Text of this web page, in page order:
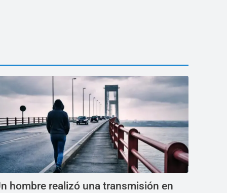
hombre realizó una transmisión en